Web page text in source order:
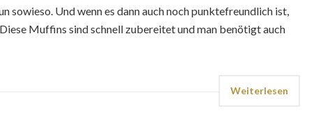
sowieso. Und wenn es dann auch noch punktefreundlich ist,
Muffins sind schnell zubereitet und man benötigt auch
Weiterlesen